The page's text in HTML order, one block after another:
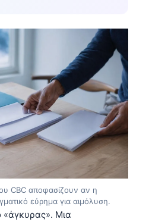
CBC αποφασίζουν αν η
εύρημα για αιμόλυση.
«άγκυρας». Μια